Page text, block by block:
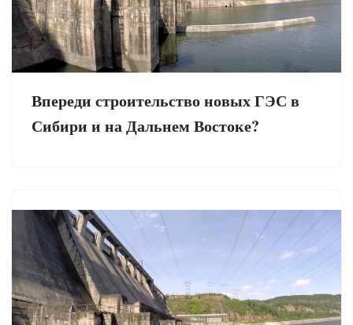
Впереди строительство новых ГЭС в
Сибири и на Дальнем Востоке?